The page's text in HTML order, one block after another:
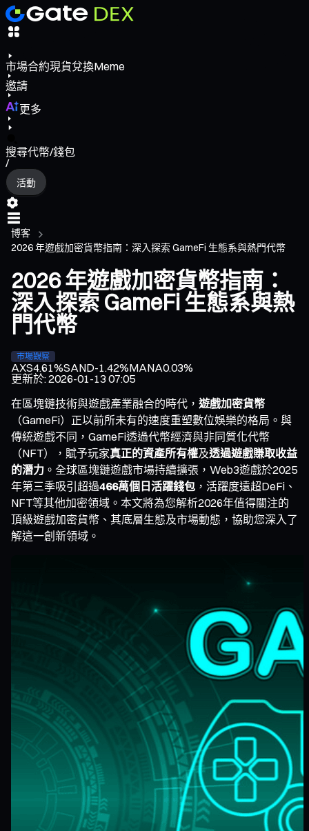
市場合約現貨兌換Meme
邀請
更多
搜尋代幣/錢包
/
活動
博客
2026 年遊戲加密貨幣指南：深入探索 GameFi 生態系與熱門代幣
2026 年遊戲加密貨幣指南：
深入探索 GameFi 生態系與熱
門代幣
市場觀察
AXS4.61%SAND-1.42%MANA0.03%
更新於:2026-01-13 07:05
在區塊鏈技術與遊戲產業融合的時代， 遊戲加密貨幣
（GameFi）正以前所未有的速度重塑數位娛樂的格局。與
傳統遊戲不同，GameFi透過代幣經濟與非同質化代幣
（NFT），賦予玩家真正的資產所有權及透過遊戲賺取收益
的潛力 。全球區塊鏈遊戲市場持續擴張，Web3遊戲於2025
年第三季吸引超過466萬個日活躍錢包 ，活躍度遠超DeFi、
NFT等其他加密領域。本文將為您解析2026年值得關注的
頂級遊戲加密貨幣、其底層生態及市場動態，協助您深入了
解這一創新領域。